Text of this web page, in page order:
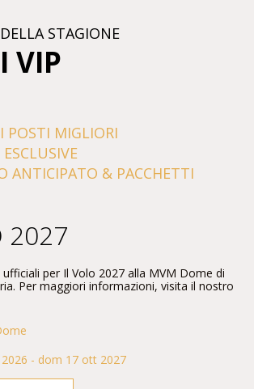
STAGIONE
VIP
POSTI MIGLIORI
ANTICIPATO & PACCHETTI
2027
per Il Volo 2027 alla MVM Dome di
Per maggiori informazioni, visita il nostro
- dom 17 ott 2027